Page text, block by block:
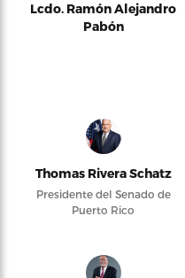
Lcdo. Ramón Alejandro
Pabón
Thomas Rivera Schatz
Presidente del Senado de
Puerto Rico